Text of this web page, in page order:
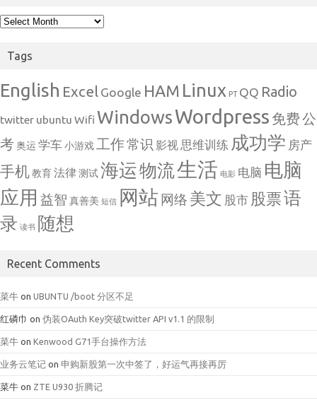
Archives
Tags
English Excel Google HAM Linux PT QQ Radio
twitter ubuntu Wifi WindowsWordpress 免费公
考奥运 学车小游戏 工作常识 影视 思维训练 成功学 房产
手机 教育法律测试海运物流生活 电影 电脑 电脑
应用 益智 真善美 短信 网站 网络 美文 股市 股票语
录 读书 随想
Recent Comments
菜牛 on UBUNTU /boot 分区不足
红磷巾 on 伪装OAuth Key突破twitter API v1.1 的限制
菜牛 on Kenwood G71手台操作方法
业务云笔记 on 申购新股第一次中签了，好运气再接再厉
菜牛 on ZTE U930 折腾记